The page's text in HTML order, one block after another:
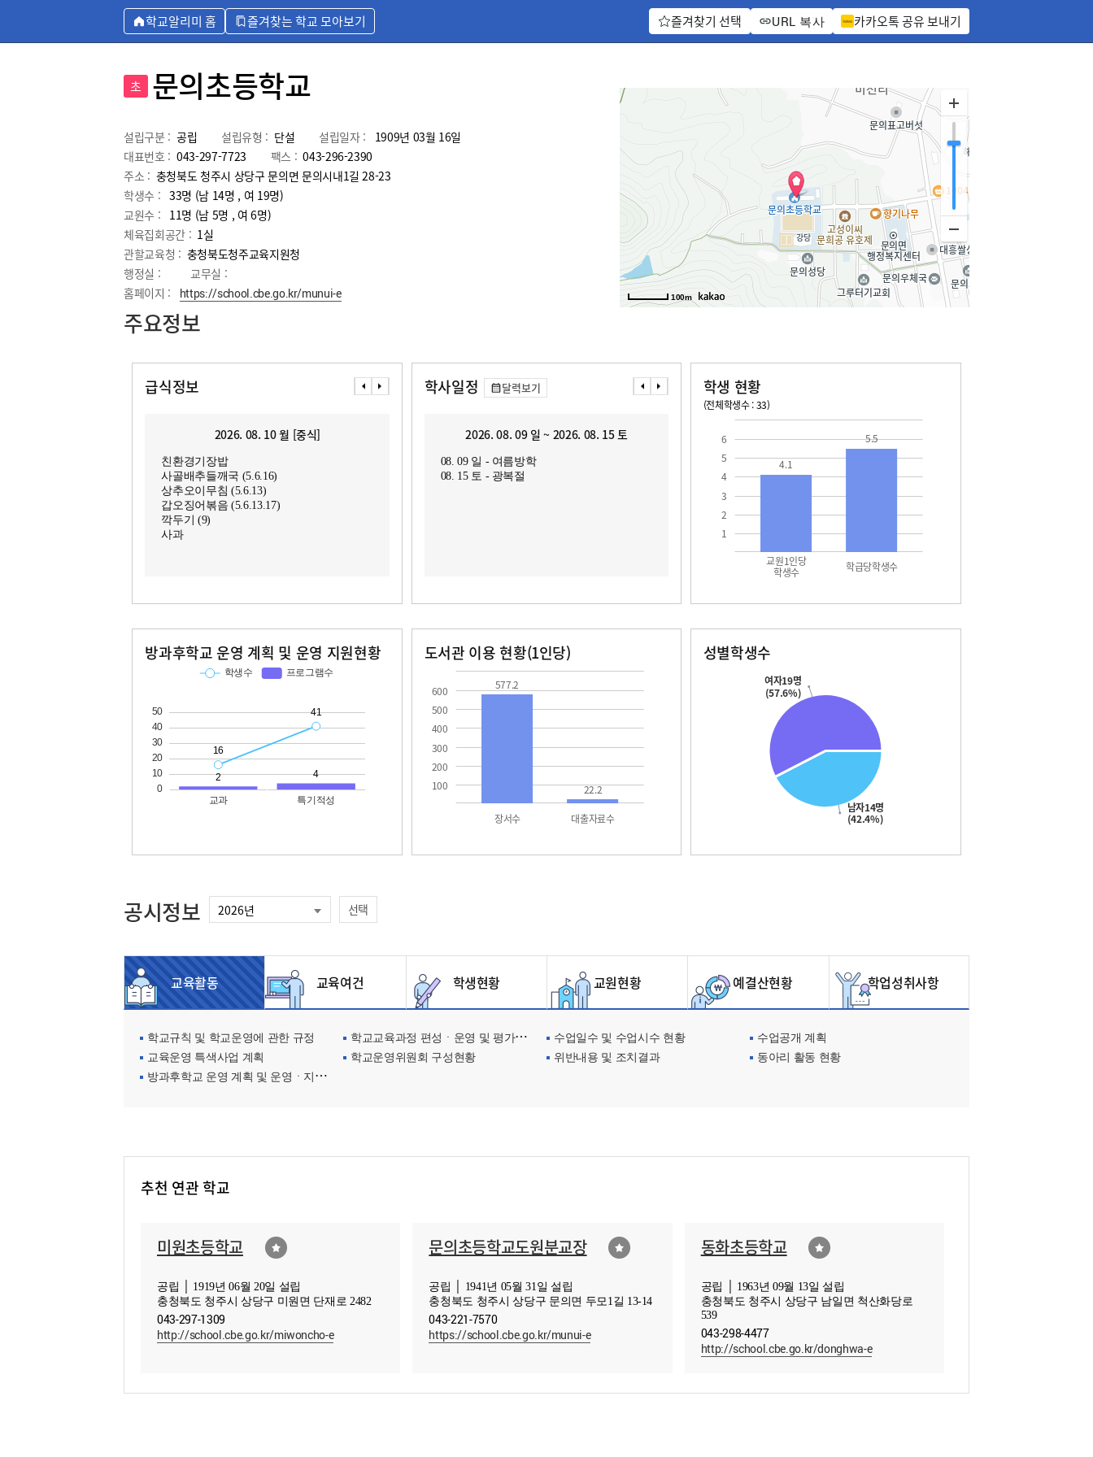
학교알리미 홈 즐겨찾는 학교 모아보기 즐겨찾기 선택 URL 복사 카카오톡 공유 보내기
초 문의초등학교
설립구분 : 공립 설립유형 : 단설 설립일자 :
1909년 03월 16일
대표번호 : 043-297-7723 팩스 : 043-296-2390
주소 : 충청북도 청주시 상당구 문의면 문의시내1길 28-23
학생수 : 33명 (남 14명 , 여 19명)
교원수 : 11명 (남 5명 , 여6명)
체육집회공간 : 1실
관할교육청 : 충청북도청주교육지원청
행정실 :
교무실 :
홈페이지 :
https://school.cbe.go.kr/munui-e 100m
주요정보
급식정보
2026. 08. 10 월 [중식]
친환경기장밥
사골배추들깨국 (5.6.16)
상추오이무침 (5.6.13)
갑오징어볶음 (5.6.13.17)
깍두기 (9)
사과
학사일정 달력보기
2026. 08. 09 일 ~ 2026. 08. 15 토
08. 09 일 - 여름방학
08. 15 토 - 광복절
2026. 08. 16 일 ~ 2026. 08. 22 토
08. 17 월 - 대체공휴일
08. 22 토 - 토요휴업일
학생 현황
(전체학생수 : 33)
1
2
3
4
5
6
교원1인당
학생수 학급당학생수
4.1
5.5
방과후학교 운영 계획 및 운영 지원현황 도서관 이용 현황(1인당)
100
200
300
400
500
600
장서수 대출자료수
577.2
22.2
성별학생수
남자14명
(42.4%)
여자19명
(57.6%)
공시정보 선택
교육활동 교육여건 학생현황 교원현황 예결산현황 학업성취사항
학교규칙 및 학교운영에 관한 규정 학교교육과정 편성ㆍ운영 및 평가에 관한 사항 수업일수 및 수업시수 현황
수업공개 계획
교육운영 특색사업 계획
학교운영위원회 구성현황 위반내용 및 조치결과
동아리 활동 현황
방과후학교 운영 계획 및 운영ㆍ지원현황
추천 연관 학교
미원초등학교
공립 │ 1919년 06월 20일 설립
충청북도 청주시 상당구 미원면 단재로 2482
043-297-1309
http://school.cbe.go.kr/miwoncho-e
문의초등학교도원분교장
공립 │ 1941년 05월 31일 설립
충청북도 청주시 상당구 문의면 두모1길 13-14
043-221-7570
https://school.cbe.go.kr/munui-e
동화초등학교
공립 │ 1963년 09월 13일 설립
충청북도 청주시 상당구 남일면 척산화당로
539
043-298-4477
http://school.cbe.go.kr/donghwa-e